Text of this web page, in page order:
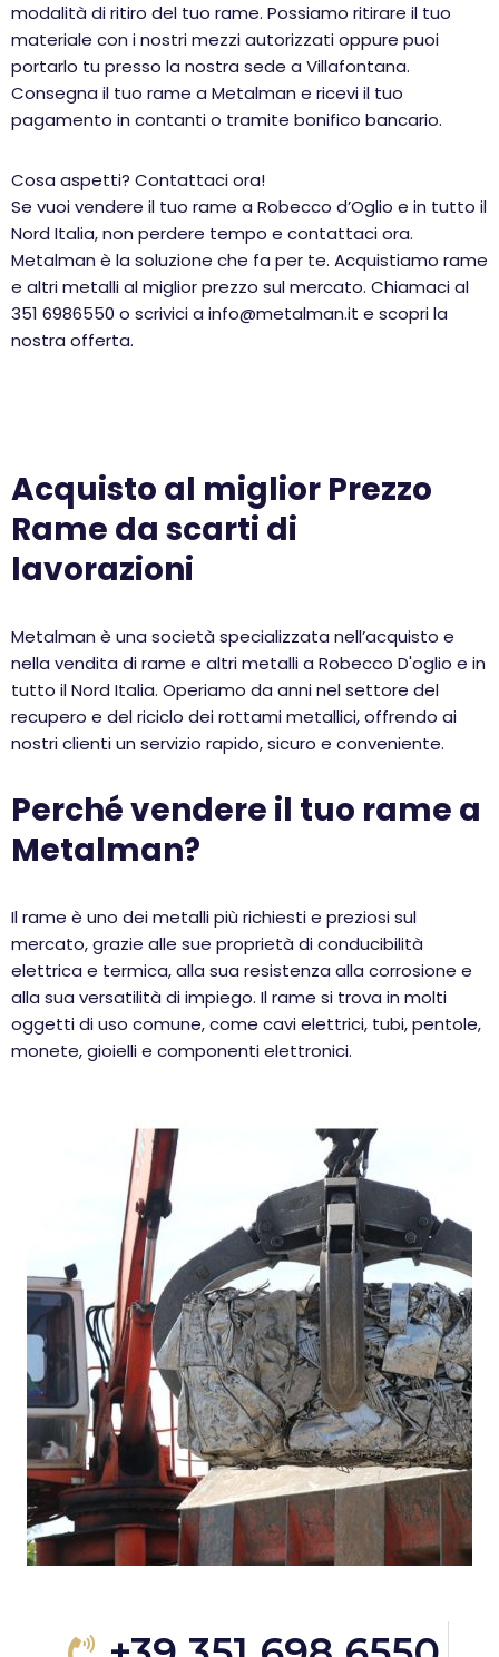
modalità di ritiro del tuo rame. Possiamo ritirare il tuo
materiale con i nostri mezzi autorizzati oppure puoi
portarlo tu presso la nostra sede a Villafontana.
Consegna il tuo rame a Metalman e ricevi il tuo
pagamento in contanti o tramite bonifico bancario.
Cosa aspetti? Contattaci ora!
Se vuoi vendere il tuo rame a Robecco d’Oglio e in tutto il
Nord Italia, non perdere tempo e contattaci ora.
Metalman è la soluzione che fa per te. Acquistiamo rame
e altri metalli al miglior prezzo sul mercato. Chiamaci al
351 6986550 o scrivici a info@metalman.it e scopri la
nostra offerta.
Acquisto al miglior Prezzo
Rame da scarti di
lavorazioni
Metalman è una società specializzata nell’acquisto e
nella vendita di rame e altri metalli a Robecco D'oglio e in
tutto il Nord Italia. Operiamo da anni nel settore del
recupero e del riciclo dei rottami metallici, offrendo ai
nostri clienti un servizio rapido, sicuro e conveniente.
Perché vendere il tuo rame a
Metalman?
Il rame è uno dei metalli più richiesti e preziosi sul
mercato, grazie alle sue proprietà di conducibilità
elettrica e termica, alla sua resistenza alla corrosione e
alla sua versatilità di impiego. Il rame si trova in molti
oggetti di uso comune, come cavi elettrici, tubi, pentole,
monete, gioielli e componenti elettronici.